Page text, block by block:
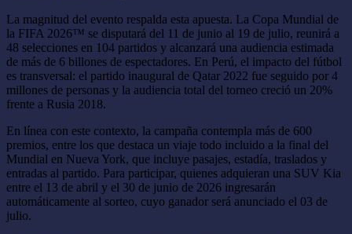
La magnitud del evento respalda esta apuesta. La Copa Mundial de
la FIFA 2026™ se disputará del 11 de junio al 19 de julio, reunirá a
48 selecciones en 104 partidos y alcanzará una audiencia estimada
de más de 6 billones de espectadores. En Perú, el impacto del fútbol
es transversal: el partido inaugural de Qatar 2022 fue seguido por 4
millones de personas y la audiencia total del torneo creció un 20%
frente a Rusia 2018.
En línea con este contexto, la campaña contempla más de 600
premios, entre los que destaca un viaje todo incluido a la final del
Mundial en Nueva York, que incluye pasajes, estadía, traslados y
entradas al partido. Para participar, quienes adquieran una SUV Kia
entre el 13 de abril y el 30 de junio de 2026 ingresarán
automáticamente al sorteo, cuyo ganador será anunciado el 03 de
julio.